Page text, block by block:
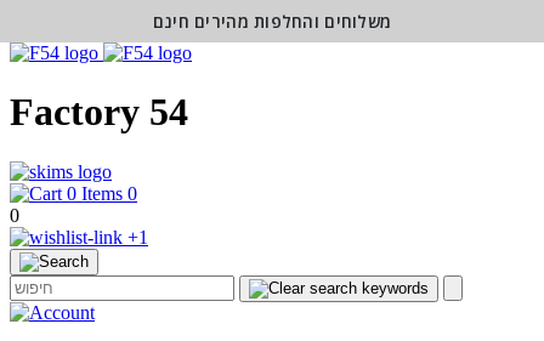
Factory 54
0
0
+1
משלוחים והחלפות מהירים חינם